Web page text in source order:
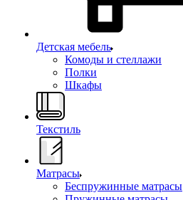
Детская мебель
Комоды и стеллажи
Полки
Шкафы
Текстиль
Матрасы
Беспружинные матрасы